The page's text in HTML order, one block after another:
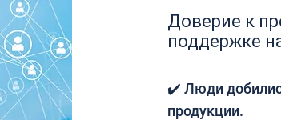
Доверие к
поддержке
✔️ Люди
продукции.